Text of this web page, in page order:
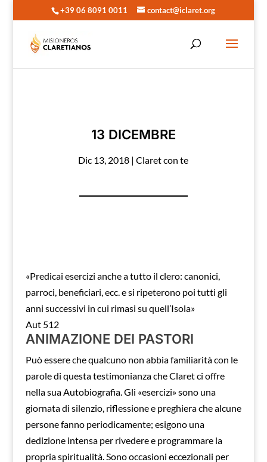
+39 06 8091 0011 contact@iclaret.org
13 DICEMBRE
Dic 13, 2018 |Claret con te
«Predicai esercizi anche a tutto il clero: canonici,
parroci, beneficiari, ecc. e si ripeterono poi tutti gli
anni successivi in cui rimasi su quell’Isola»
Aut 512
ANIMAZIONE DEI PASTORI
Può essere che qualcuno non abbia familiarità con le
parole di questa testimonianza che Claret ci offre
nella sua Autobiografia. Gli «esercizi» sono una
giornata di silenzio, riflessione e preghiera che alcune
persone fanno periodicamente; esigono una
dedizione intensa per rivedere e programmare la
propria spiritualità. Sono occasioni eccezionali per